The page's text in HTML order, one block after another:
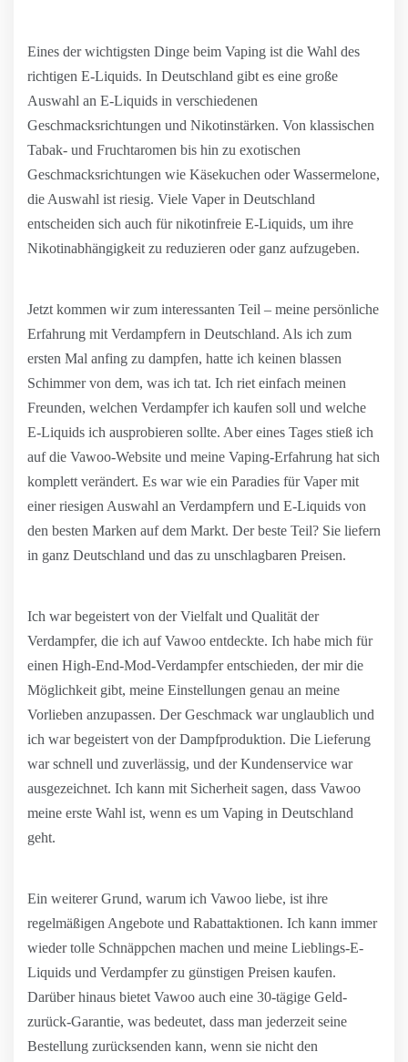
Eines der wichtigsten Dinge beim Vaping ist die Wahl des
richtigen E-Liquids. In Deutschland gibt es eine große
Auswahl an E-Liquids in verschiedenen
Geschmacksrichtungen und Nikotinstärken. Von klassischen
Tabak- und Fruchtaromen bis hin zu exotischen
Geschmacksrichtungen wie Käsekuchen oder Wassermelone,
die Auswahl ist riesig. Viele Vaper in Deutschland
entscheiden sich auch für nikotinfreie E-Liquids, um ihre
Nikotinabhängigkeit zu reduzieren oder ganz aufzugeben.
Jetzt kommen wir zum interessanten Teil – meine persönliche
Erfahrung mit Verdampfern in Deutschland. Als ich zum
ersten Mal anfing zu dampfen, hatte ich keinen blassen
Schimmer von dem, was ich tat. Ich riet einfach meinen
Freunden, welchen Verdampfer ich kaufen soll und welche
E-Liquids ich ausprobieren sollte. Aber eines Tages stieß ich
auf die Vawoo-Website und meine Vaping-Erfahrung hat sich
komplett verändert. Es war wie ein Paradies für Vaper mit
einer riesigen Auswahl an Verdampfern und E-Liquids von
den besten Marken auf dem Markt. Der beste Teil? Sie liefern
in ganz Deutschland und das zu unschlagbaren Preisen.
Ich war begeistert von der Vielfalt und Qualität der
Verdampfer, die ich auf Vawoo entdeckte. Ich habe mich für
einen High-End-Mod-Verdampfer entschieden, der mir die
Möglichkeit gibt, meine Einstellungen genau an meine
Vorlieben anzupassen. Der Geschmack war unglaublich und
ich war begeistert von der Dampfproduktion. Die Lieferung
war schnell und zuverlässig, und der Kundenservice war
ausgezeichnet. Ich kann mit Sicherheit sagen, dass Vawoo
meine erste Wahl ist, wenn es um Vaping in Deutschland
geht.
Ein weiterer Grund, warum ich Vawoo liebe, ist ihre
regelmäßigen Angebote und Rabattaktionen. Ich kann immer
wieder tolle Schnäppchen machen und meine Lieblings-E-
Liquids und Verdampfer zu günstigen Preisen kaufen.
Darüber hinaus bietet Vawoo auch eine 30-tägige Geld-
zurück-Garantie, was bedeutet, dass man jederzeit seine
Bestellung zurücksenden kann, wenn sie nicht den